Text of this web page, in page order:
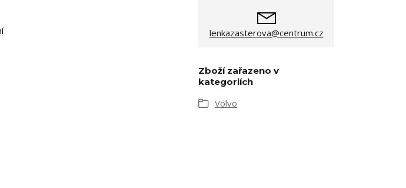
lenkazasterova@centrum.cz
Zboží zařazeno v
kategoriích
Volvo